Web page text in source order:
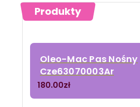
Produkty
Oleo-Mac Pas Nośny
Cze63070003Ar
180.00zł